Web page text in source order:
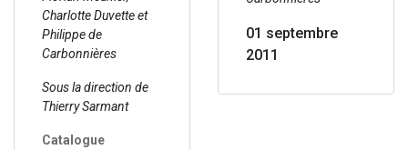
Charlotte Duvette et
Philippe de
Carbonnières
Sous la direction de
Thierry Sarmant
Catalogue
01 septembre
2011